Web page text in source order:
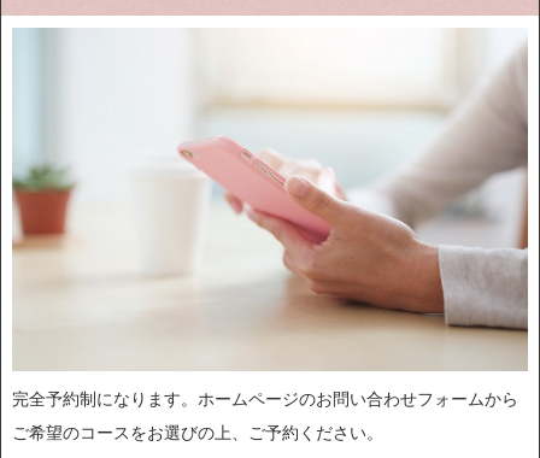
完全予約制になります。ホームページのお問い合わせフォームから
ご希望のコースをお選びの上、ご予約ください。